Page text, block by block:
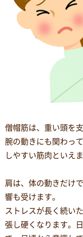
僧帽筋は、重い頭を
腕の動きにも関わっ
しやすい筋肉といえま
肩は、体の動きだけ
響も受けます。
ストレスが長く続い
張し硬くなります。